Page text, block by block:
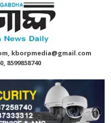
kborpmedia@gmail.com
8599858740